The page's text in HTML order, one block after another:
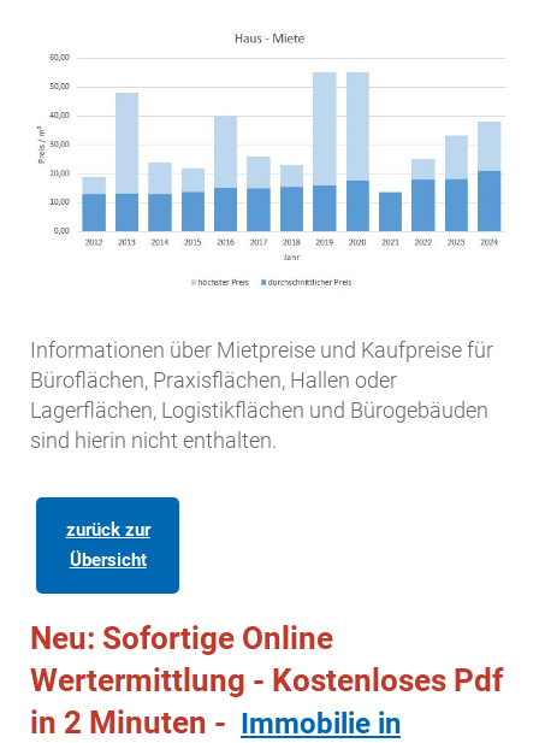
Informationen über Mietpreise und Kaufpreise für
Büroflächen, Praxisflächen, Hallen oder
Lagerflächen, Logistikflächen und Bürogebäuden
sind hierin nicht enthalten.
zurück zur
Übersicht
Neu: Sofortige Online
Wertermittlung - Kostenloses Pdf
in 2 Minuten - Immobilie in